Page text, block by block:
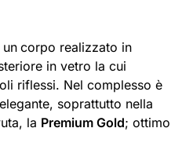
corpo realizzato in
in vetro la cui
riflessi. Nel complesso è
soprattutto nella
la Premium Gold; ottimo